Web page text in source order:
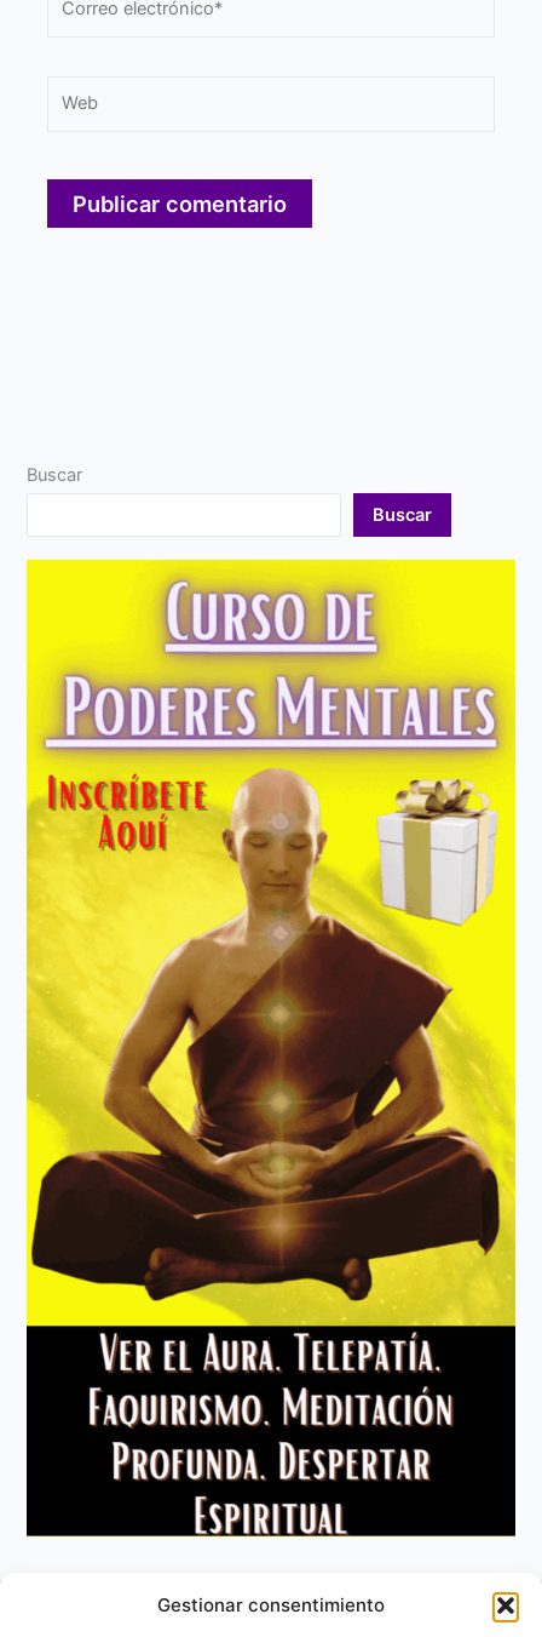
Gestionar consentimiento
electrónico*
Buscar
Buscar
Aviso Legal